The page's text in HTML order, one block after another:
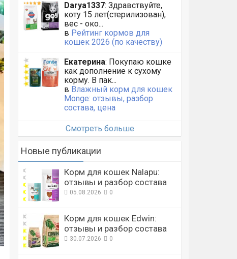
Darya1337: Здравствуйте,
коту 15 лет(стерилизован),
вес - око...
в Рейтинг кормов для
кошек 2026 (по качеству)
Екатерина: Покупаю кошке
как дополнение к сухому
корму. В пак...
в Влажный корм для кошек
Monge: отзывы, разбор
состава, цена
Смотреть больше
Новые публикации
Корм для кошек Nalapu:
отзывы и разбор состава
05.08.2026 0
Корм для кошек Edwin:
отзывы и разбор состава
30.07.2026 0